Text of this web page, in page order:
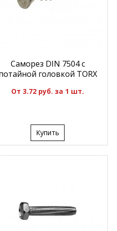
Саморез DIN 7504 с
головкой TORX
От 3.72 руб. за 1 шт.
Купить